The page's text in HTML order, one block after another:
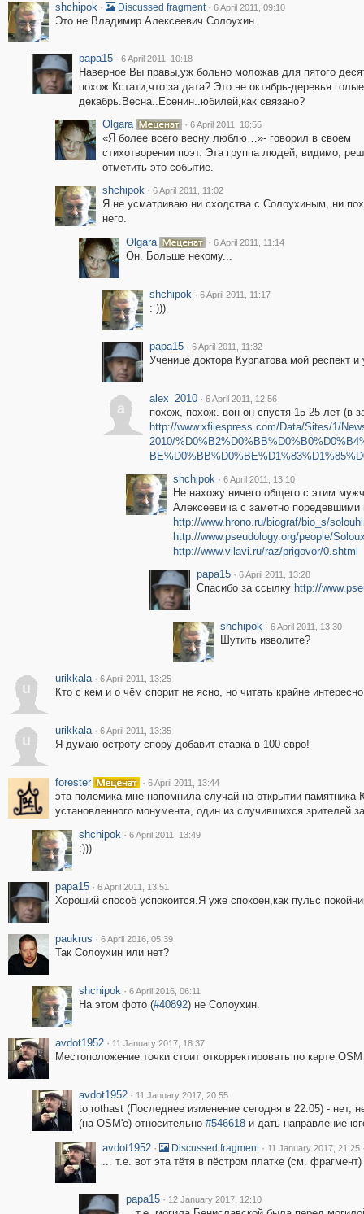
shchipok · Discussed fragment · 6 April 2011, 09:10
Это не Владимир Алексеевич Солоухин.
papa15 · 6 April 2011, 10:18
Наверное Вы правы,уж больно моложав для пятого
похож.Кстати,что за дата? Это не октябрь-деревья
декабрь.Весна..Есенин..юбилей,как связано?
Olgara
· 6 April 2011, 10:55
«Я более всего весну люблю…»- говорил в своем
стихотворении поэт. Эта группа людей, видимо,
отметить это событие.
shchipok · 6 April 2011, 11:02
Я не усматриваю ни сходства с Солоухиным, ни
него.
Olgara
· 6 April 2011, 11:14
Он. Больше некому...
shchipok · 6 April 2011, 11:17
: )))
papa15 · 6 April 2011, 11:32
Ученице доктора Курпатова мой респект
a
alex_2010 · 6 April 2011, 12:56
похож, похож. вон он спустя 15-25 лет (в
http://www.xfilespress.com/Data/Sites/1/
2010/
shchipok · 6 April 2011, 13:10
Не нахожу ничего общего с этим
Алексеевича с заметно
http://www.hrono.ru/biograf/bio_s/
http://www.pseudology.org/people/
http://www.vilavi.ru/raz/prigovor/0.shtml
papa15 · 6 April 2011, 13:28
Спасибо за ссылку http://
shchipok · 6 April 2011, 13:30
Шутить изволите?
u
urikkala · 6 April 2011, 13:25
Кто с кем и о чём спорит не ясно, но читать крайне
u
urikkala · 6 April 2011, 13:35
Я думаю остроту спору добавит ставка в 100 евро!
forester · 6 April 2011, 13:44
эта полемика мне напомнила случай на открытии
установленного монумента, один из случившихся зрителей
shchipok · 6 April 2011, 13:49
:)))
papa15 · 6 April 2011, 13:51
Хороший способ успокоится.Я уже спокоен,как пульс
paukrus · 6 April 2016, 05:39
Так Солоухин или нет?
shchipok · 6 April 2016, 06:11
На этом фото (#40892) не Солоухин.
avdot1952 · 11 January 2017, 18:37
Местоположение точки стоит откорректировать по карте
avdot1952 · 11 January 2017, 20:55
to rothast (Последнее изменение сегодня в 22:05) - нет,
(на OSM'e) относительно #546618и дать направление
avdot1952 · Discussed fragment · 11 January 2017, 21:25
... т.е. вот эта тётя в пёстром платке (см.
papa15 · 12 January 2017, 12:10